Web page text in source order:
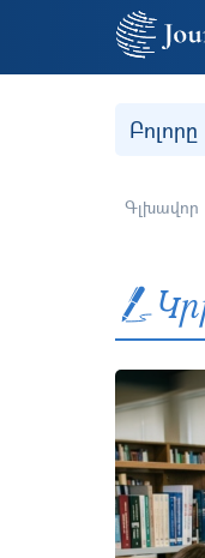
Բոլորը
Գլխավոր